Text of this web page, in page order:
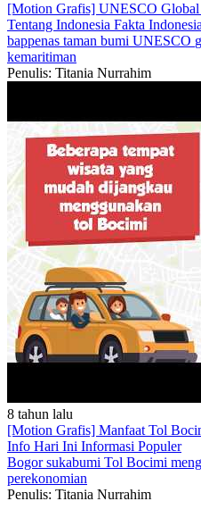
[Motion Grafis] UNESCO Global
Tentang Indonesia Fakta Indonesia
bappenas taman bumi UNESCO
kemaritiman
Penulis: Titania Nurrahim
8 tahun lalu
[Motion Grafis] Manfaat Tol
Info Hari Ini Informasi Populer
Bogorsukabumi Tol Bocimi
perekonomian
Penulis: Titania Nurrahim